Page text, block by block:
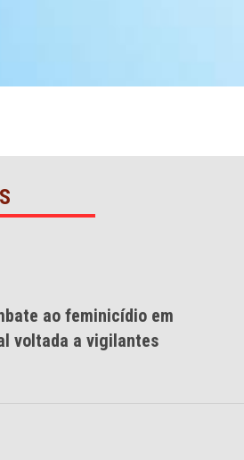
ao feminicídio em
voltada a vigilantes